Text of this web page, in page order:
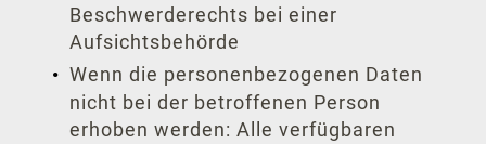
Beschwerderechts bei einer
Aufsichtsbehörde
Wenn die personenbezogenen Daten
nicht bei der betroffenen Person
erhoben werden: Alle verfügbaren